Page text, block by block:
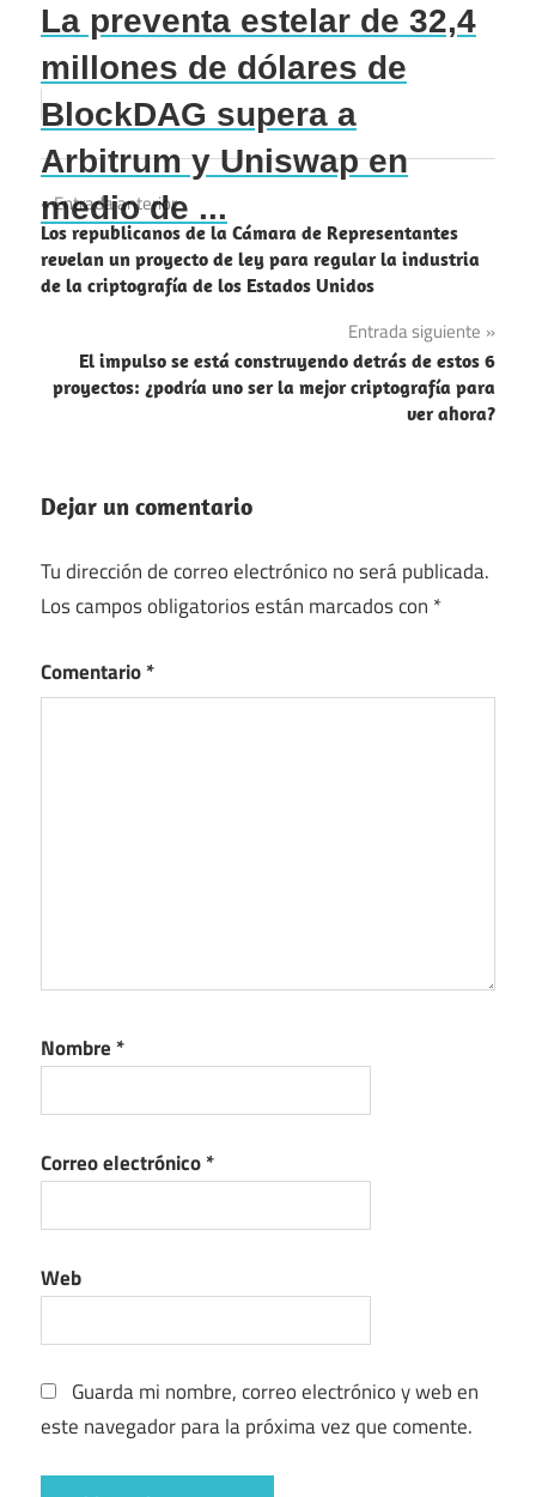
La preventa estelar de 32,4
millones de dólares de
BlockDAG supera a
Arbitrum y Uniswap en
medio de ...
Navegación
de
entradas
Entrada anterior
Los republicanos de la Cámara de Representantes
revelan un proyecto de ley para regular la industria
de la criptografía de los Estados Unidos
Entrada siguiente
El impulso se está construyendo detrás de estos 6
proyectos: ¿podría uno ser la mejor criptografía para
ver ahora?
Dejar un comentario
Tu dirección de correo electrónico no será publicada.
Los campos obligatorios están marcados con *
Comentario*
Nombre *
Correo electrónico*
Web
Guarda mi nombre, correo electrónico y web en
este navegador para la próxima vez que comente.